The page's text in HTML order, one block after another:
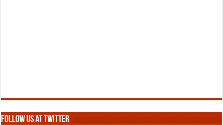
Follow us at Twitter